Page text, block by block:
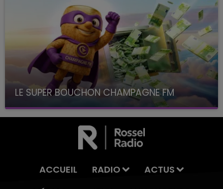
LE SUPER BOUCHON CHAMPAGNE FM
avec La Famille Champagne FM, à 8H10
ACCUEIL RADIO
ACTUS